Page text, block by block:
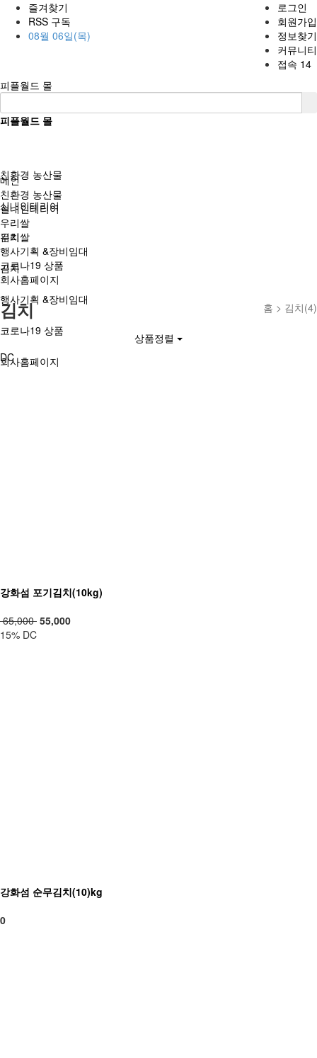
즐겨찾기
RSS 구독
08월 06일(목)
로그인
회원가입
정보찾기
커뮤니티
접속 14
피플월드 몰
피플월드 몰
친환경 농산물
실내인테리어
우리쌀
김치
행사기획 &장비임대
코로나19 상품
회사홈페이지
메인
친환경 농산물
실내인테리어
우리쌀
김치
행사기획 &장비임대
코로나19 상품
회사홈페이지
홈 > 김치(4)
김치
상품정렬
DC
강화섬 포기김치(10kg)
65,000 55,000
15% DC
강화섬 순무김치(10)kg
0